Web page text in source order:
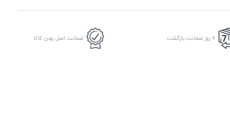
اشرف
عدد 7 روز ضمانت بازگشت ضمانت اصل بودن کالا